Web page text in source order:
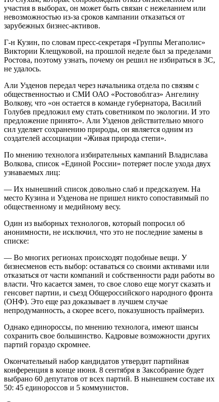
участия в выборах, он может быть связан с нежеланием или
невозможностью из-за сроков кампании отказаться от
зарубежных бизнес-активов.
Г-н Кузин, по словам пресс-секретаря «Группы Мегаполис»
Виктории Клещуковой, на прошлой неделе был за пределами
Ростова, поэтому узнать, почему он решил не избираться в ЗС,
не удалось.
Али Узденов передал через начальника отдела по связям с
общест­венностью и СМИ ОАО «Ростовобл­газ» Ангелину
Волкову, что «он остается в команде губернатора, Василий
Голубев предложил ему стать советником по экологии. И это
предложение принято». Али Узденов действительно много
сил уделяет сохранению природы, он является одним из
создателей ассоциации «Живая природа степи».
По мнению технолога избирательных кампаний Владислава
Волкова, список «Единой России» потеряет после ухода двух
узнаваемых лиц:
— Их нынешний список довольно слаб и предсказуем. На
место Кузина и Узденова не пришел никто сопоставимый по
общественному и медийному весу.
Один из выборных технологов, который попросил об
анонимности, не исключил, что это не последние замены в
списке:
— Во многих регионах происходят подобные вещи. У
бизнесменов есть выбор: оставаться со своими активами или
отказаться от части компаний и собственности ради работы во
власти. Что касается замен, то свое слово еще могут сказать и
генсовет партии, и съезд Общероссийского народного фронта
(ОНФ). Это еще раз доказывает в лучшем случае
непродуманность, а скорее всего, показушность праймериз.
Однако единороссы, по мнению технолога, имеют шансы
сохранить свое большинство. Кадровые возможности других
партий гораздо скромнее.
Окончательный набор кандидатов утвердит партийная
конференция в конце июня. 8 сентября в Заксобрание будет
выбрано 60 депутатов от всех партий. В нынешнем составе их
50: 45 единороссов и 5 коммунистов.